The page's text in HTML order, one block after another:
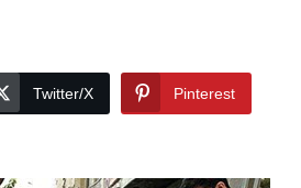
Twitter/X Pinterest